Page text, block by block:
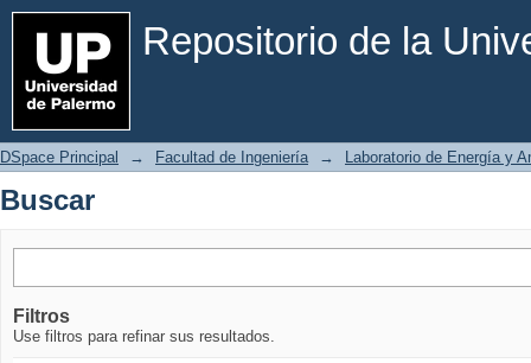
Repositorio de la
Buscar
DSpace Principal → Facultad de Ingeniería → Laboratorio de Energía y
Buscar
Filtros
Use filtros para refinar sus resultados.